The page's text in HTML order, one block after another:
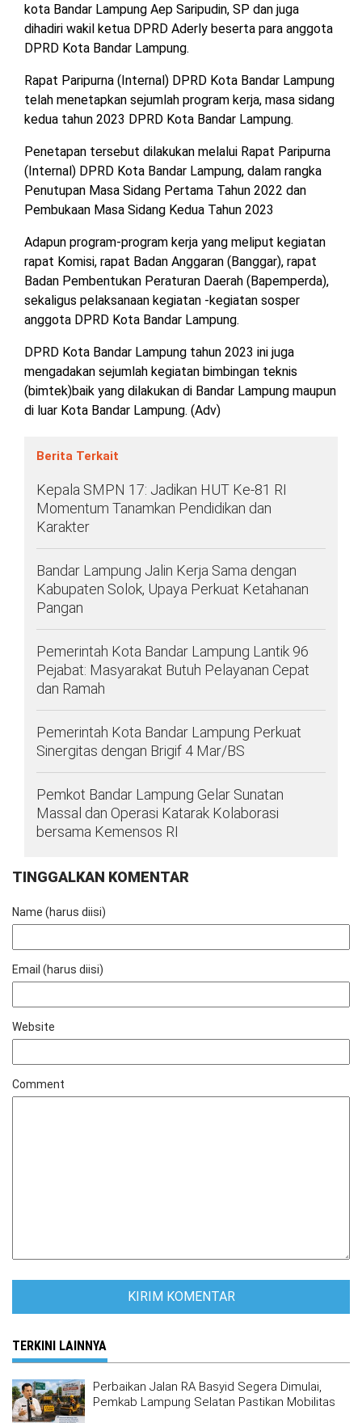
PESISIR
BARAT
TULANG
BAWANG
BAWANG
BARAT
WAYKANAN
DPRD
LAMTIM
LAMPUNG
UTARA
MESUJI
DPRD
PESISIR
DPRD
TULANG
BAWANG
TULANG
BAWANG
BARAT
PERIKLANAN
KEBIJAKAN
PRIVASI
SOSIAL
MEDIA
PEDOMAN
MEDIA
REDAKSI
TENTANG
kota Bandar Lampung Aep Saripudin, SP dan juga
dihadiri wakil ketua DPRD Aderly beserta para anggota
DPRD Kota Bandar Lampung.
Rapat Paripurna (Internal) DPRD Kota Bandar Lampung
telah menetapkan sejumlah program kerja, masa sidang
kedua tahun 2023 DPRD Kota Bandar Lampung.
Penetapan tersebut dilakukan melalui Rapat Paripurna
(Internal) DPRD Kota Bandar Lampung, dalam rangka
Penutupan Masa Sidang Pertama Tahun 2022 dan
Pembukaan Masa Sidang Kedua Tahun 2023
Adapun program-program kerja yang meliput kegiatan
rapat Komisi, rapat Badan Anggaran (Banggar), rapat
Badan Pembentukan Peraturan Daerah (Bapemperda),
sekaligus pelaksanaan kegiatan -kegiatan sosper
anggota DPRD Kota Bandar Lampung.
DPRD Kota Bandar Lampung tahun 2023 ini juga
mengadakan sejumlah kegiatan bimbingan teknis
(bimtek)baik yang dilakukan di Bandar Lampung maupun
di luar Kota Bandar Lampung. (Adv)
Berita Terkait
Kepala SMPN 17: Jadikan HUT Ke-81 RI
Momentum Tanamkan Pendidikan dan
Karakter
Bandar Lampung Jalin Kerja Sama dengan
Kabupaten Solok, Upaya Perkuat Ketahanan
Pangan
Pemerintah Kota Bandar Lampung Lantik 96
Pejabat: Masyarakat Butuh Pelayanan Cepat
dan Ramah
Pemerintah Kota Bandar Lampung Perkuat
Sinergitas dengan Brigif 4 Mar/BS
Pemkot Bandar Lampung Gelar Sunatan
Massal dan Operasi Katarak Kolaborasi
bersama Kemensos RI
TINGGALKAN KOMENTAR
Name (harus diisi)
Email (harus diisi)
Website
Comment
TERKINI LAINNYA
Perbaikan Jalan RA Basyid Segera Dimulai,
Pemkab Lampung Selatan Pastikan Mobilitas